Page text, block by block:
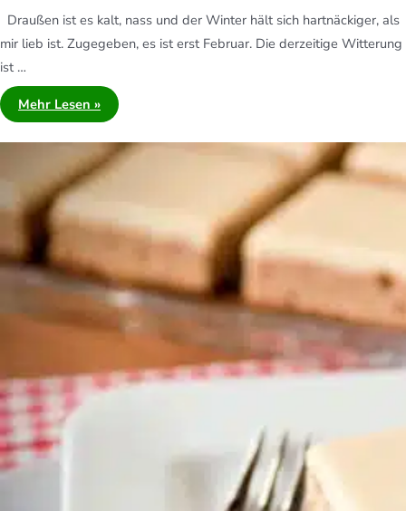
Draußen ist es kalt, nass und der Winter hält sich hartnäckiger, als
mir lieb ist. Zugegeben, es ist erst Februar. Die derzeitige Witterung
ist …
Mehr Lesen »